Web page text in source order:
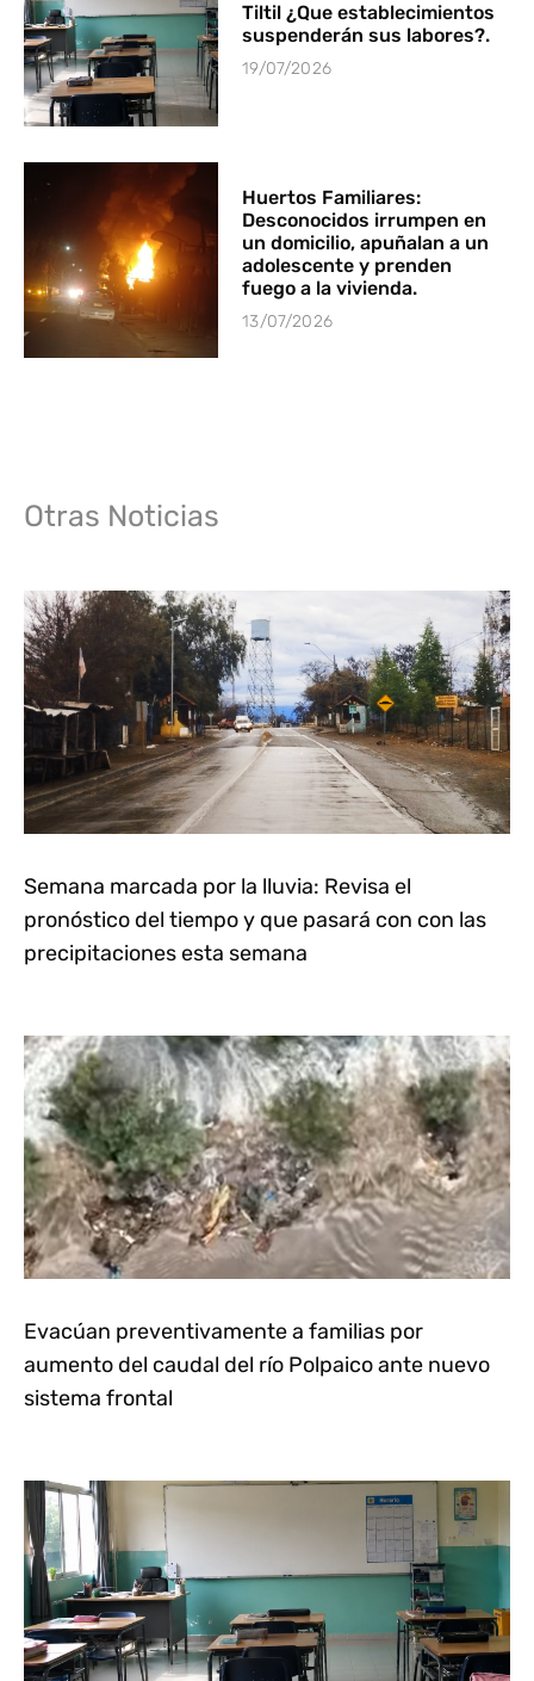
Tiltil ¿Que establecimientos
suspenderán sus labores?.
19/07/2026
Huertos Familiares:
Desconocidos irrumpen en
un domicilio, apuñalan a un
adolescente y prenden
fuego a la vivienda.
13/07/2026
Otras Noticias
Semana marcada por la lluvia: Revisa el
pronóstico del tiempo y que pasará con con las
precipitaciones esta semana
Evacúan preventivamente a familias por
aumento del caudal del río Polpaico ante nuevo
sistema frontal